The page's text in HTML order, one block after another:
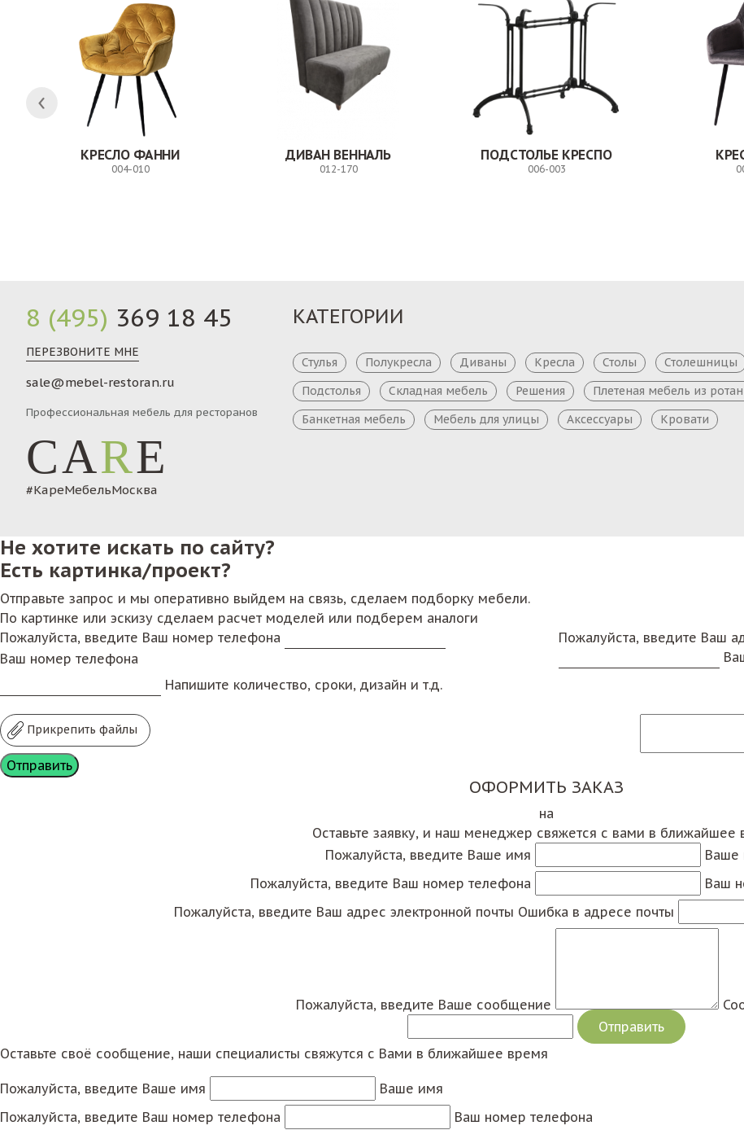
КРЕСЛО ФАННИ
004-010
ДИВАН ВЕННАЛЬ
012-170
ПОДСТОЛЬЕ КРЕСПО
006-003
8 (495) 369 18 45
ПЕРЕЗВОНИТЕ МНЕ
sale@mebel-restoran.ru
Профессиональная мебель для ресторанов
CARE
#КареМебельМосква
КАТЕГОРИИ
Стулья Полукресла Диваны Кресла Столы
Столешницы
Подстолья
Складная мебель Решения
Плетеная мебель из
Банкетная мебель
Мебель для улицы Аксессуары Кровати
Не хотите искать по сайту?
Есть картинка/проект?
Отправьте запрос и мы оперативно выйдем на связь, сделаем подборку мебели.
По картинке или эскизу сделаем расчет моделей или подберем аналоги
Пожалуйста, введите Ваш номер телефона
Ваш номер телефона
Пожалуйста, введите Ваш
Напишите количество, сроки, дизайн и т.д.
Прикрепить файлы
ОФОРМИТЬ ЗАКАЗ
на
Оставьте заявку, и наш менеджер свяжется с вами в ближайшее
Пожалуйста, введите Ваше имя
Ваше
Пожалуйста, введите Ваш номер телефона
Ваш
Пожалуйста, введите Ваш адрес электронной почты Ошибка в адресе почты
Пожалуйста, введите Ваше сообщение
Оставьте своё сообщение, наши специалисты свяжутся с Вами в ближайшее время
Пожалуйста, введите Ваше имя
Ваше имя
Пожалуйста, введите Ваш номер телефона
Ваш номер телефона